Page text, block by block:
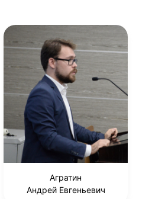
Агратин
Андрей Евгеньевич